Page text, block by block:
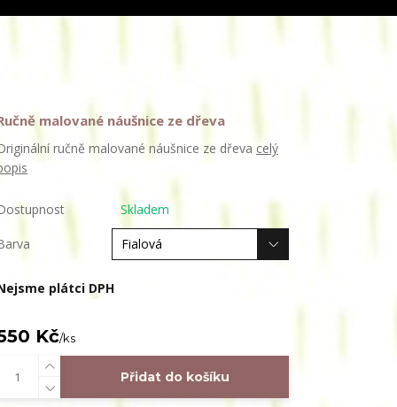
malované náušnice ze dřeva
ručně malované náušnice ze dřeva celý
Skladem
plátci DPH
Kč/ks
Přidat do košíku